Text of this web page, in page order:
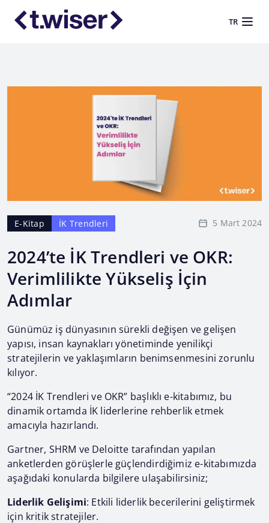
TR
E-Kitap İK Trendleri 5 Mart 2024
2024’te İK Trendleri ve OKR:
Verimlilikte Yükseliş İçin
Adımlar
Günümüz iş dünyasının sürekli değişen ve gelişen
yapısı, insan kaynakları yönetiminde yenilikçi
stratejilerin ve yaklaşımların benimsenmesini zorunlu
kılıyor.
“2024 İK Trendleri ve OKR” başlıklı e-kitabımız, bu
dinamik ortamda İK liderlerine rehberlik etmek
amacıyla hazırlandı.
Gartner, SHRM ve Deloitte tarafından yapılan
anketlerden görüşlerle güçlendirdiğimiz e-kitabımızda
aşağıdaki konularda bilgilere ulaşabilirsiniz;
Liderlik Gelişimi: Etkili liderlik becerilerini geliştirmek
için kritik stratejiler.